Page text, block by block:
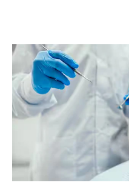
للمحترفين
الولايات المتحدة (الإنجليزية)